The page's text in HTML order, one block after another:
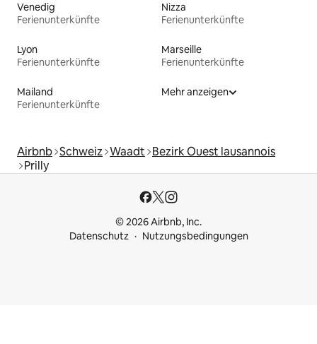
Venedig
Ferienunterkünfte
Nizza
Ferienunterkünfte
Lyon
Ferienunterkünfte
Marseille
Ferienunterkünfte
Mailand
Ferienunterkünfte
Mehr anzeigen
Airbnb Schweiz Waadt Bezirk Ouest lausannois
Prilly
© 2026 Airbnb, Inc.
Datenschutz
Nutzungsbedingungen